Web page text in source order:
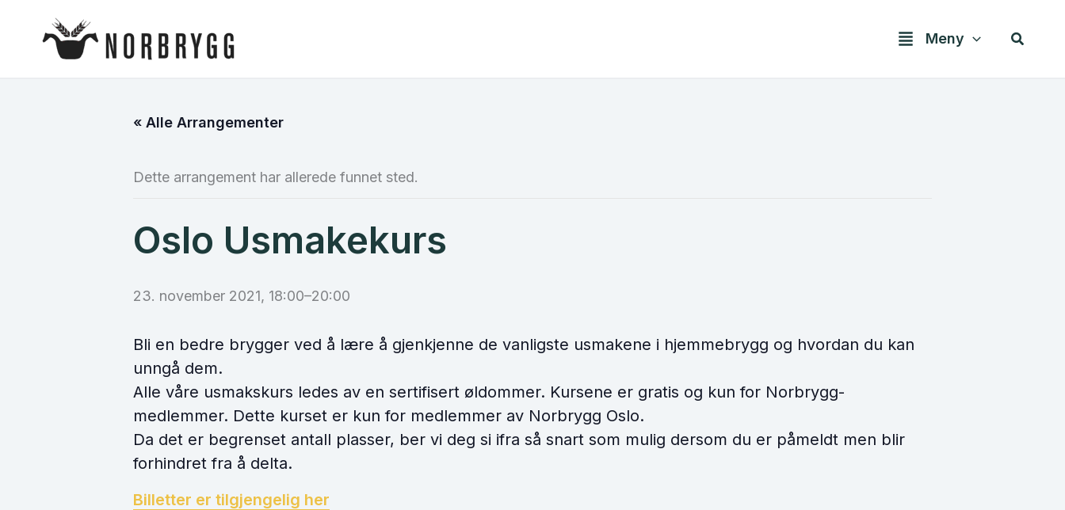
Meny Søk
« Alle Arrangementer
Dette arrangement har allerede funnet sted.
Oslo Usmakekurs
23. november 2021, 18:00–20:00
Bli en bedre brygger ved å lære å gjenkjenne de vanligste usmakene i hjemmebrygg og hvordan du kan
unngå dem.
Alle våre usmakskurs ledes av en sertifisert øldommer. Kursene er gratis og kun for Norbrygg-
medlemmer. Dette kurset er kun for medlemmer av Norbrygg Oslo.
Da det er begrenset antall plasser, ber vi deg si ifra så snart som mulig dersom du er påmeldt men blir
forhindret fra å delta.
Billetter er tilgjengelig her